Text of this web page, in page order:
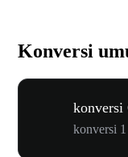
Konversi
konversi
konversi